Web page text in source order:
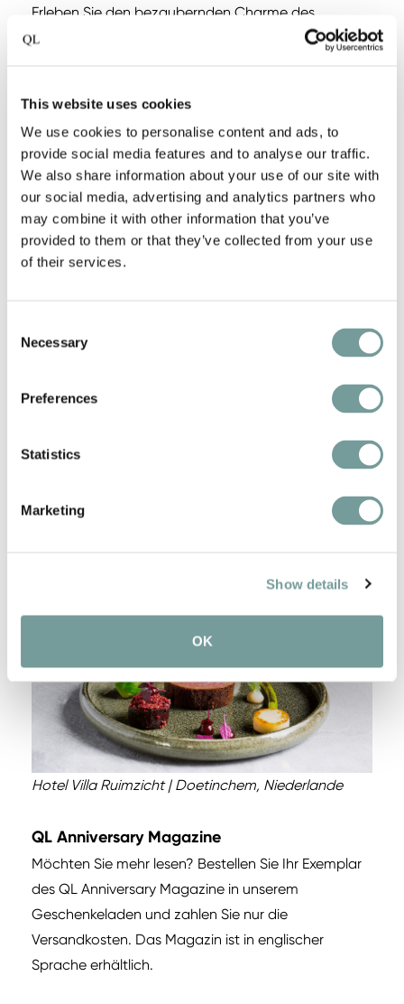
This website uses cookies
We use cookies to personalise content and ads, to
provide social media features and to analyse our traffic.
We also share information about your use of our site with
our social media, advertising and analytics partners who
may combine it with other information that you’ve
provided to them or that they’ve collected from your use
of their services.
Selection
Necessary
Preferences
Statistics
Marketing
Show details
OK
Erleben Sie den bezaubernden Charme des
Landgoed Hotel & Restaurant Carelshaven, das
Familienzimmern bis hin zu luxuriösen Junior-Suiten.
Restaurant Lokaal des
, das
ausgezeichnet wurde. Lassen Sie sich von den
Hotel Villa Ruimzicht | Doetinchem, Niederlande
QL Anniversary Magazine
Möchten Sie mehr lesen? Bestellen Sie Ihr Exemplar
des QL Anniversary Magazine in unserem
Geschenkeladen und zahlen Sie nur die
Versandkosten. Das Magazin ist in englischer
Sprache erhältlich.